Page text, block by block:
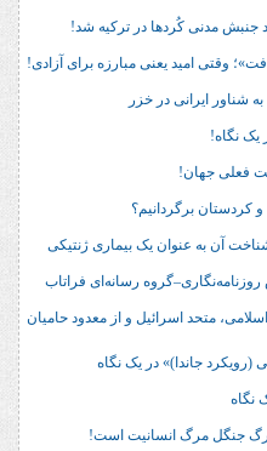
جنبش مدنی کُردها در ترکیه شد!
وقتی امید یعنی مبارزه برای آزادی!
شناور ایرانی در خزر
یک نگاه!
فعلی جهان!
کردستان برگردانیم؟
آن به عنوان یک بیماری ژنتیکی
رسانه‌ای فراتاب
متحد اسرائیل و از معدود حامیان
(رویکرد جاندا)» در یک نگاه
نگاه
جنگل مرگ انسانیت است!